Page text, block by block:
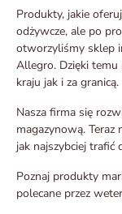
Produkty, jakie
odżywcze, ale po
otworzyliśmy sklep
Allegro. Dzięki
kraju jak i za granicą.
Nasza firma się
magazynową.
jak najszybciej trafić
Poznaj produkty
polecane przez